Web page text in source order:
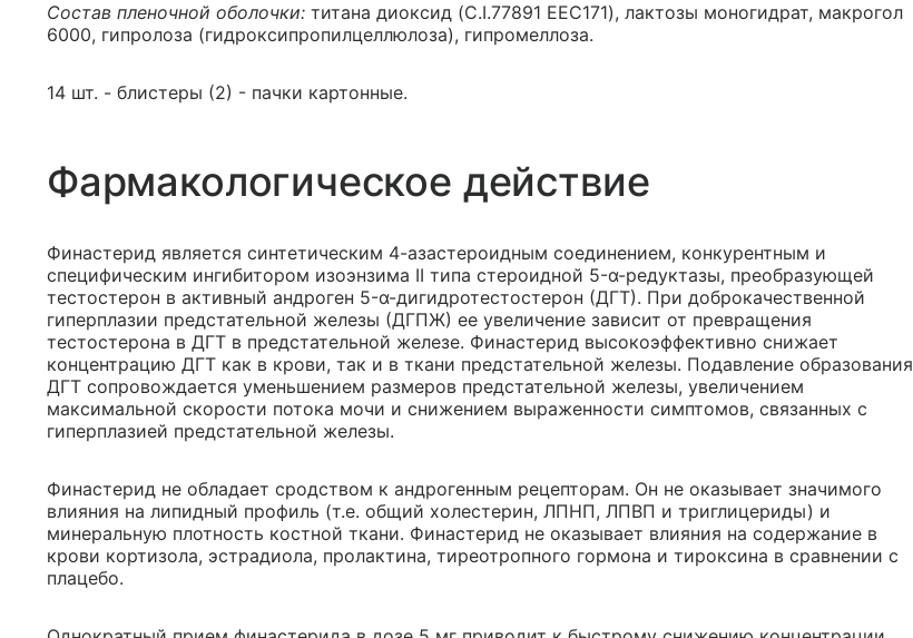
Состав пленочной оболочки: титана диоксид (C.I.77891 EEC171), лактозы моногидрат, макрогол
6000, гипролоза (гидроксипропилцеллюлоза), гипромеллоза.
14 шт. - блистеры (2) - пачки картонные.
Фармакологическое действие
Финастерид является синтетическим 4-азастероидным соединением, конкурентным и
специфическим ингибитором изоэнзима II типа стероидной 5-α-редуктазы, преобразующей
тестостерон в активный андроген 5-α-дигидротестостерон (ДГТ). При доброкачественной
гиперплазии предстательной железы (ДГПЖ) ее увеличение зависит от превращения
тестостерона в ДГТ в предстательной железе. Финастерид высокоэффективно снижает
концентрацию ДГТ как в крови, так и в ткани предстательной железы. Подавление образования
ДГТ сопровождается уменьшением размеров предстательной железы, увеличением
максимальной скорости потока мочи и снижением выраженности симптомов, связанных с
гиперплазией предстательной железы.
Финастерид не обладает сродством к андрогенным рецепторам. Он не оказывает значимого
влияния на липидный профиль (т.е. общий холестерин, ЛПНП, ЛПВП и триглицериды) и
минеральную плотность костной ткани. Финастерид не оказывает влияния на содержание в
крови кортизола, эстрадиола, пролактина, тиреотропного гормона и тироксина в сравнении с
плацебо.